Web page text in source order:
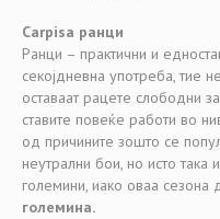
Carpisa ранци
Ранци – практични и
секојдневна употреба, тие
оставаат рацете слободни
ставите повеќе работи во
од причините зошто се
неутрални бои, но исто
големини, иако оваа сезона
големина.